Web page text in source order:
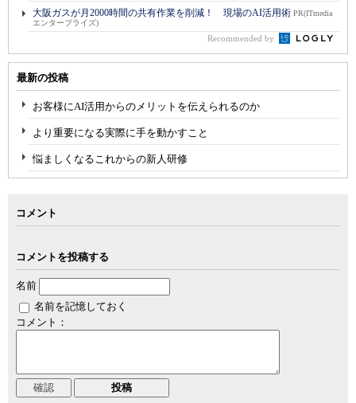
大阪ガスが月2000時間の共有作業を削減！ 現場のAI活用術 PR(ITmedia
エンタープライズ)
Recommended by
最新の投稿
お客様にAI活用からのメリットを伝えられるのか
より重要になる実際に手を動かすこと
悩ましくなるこれからの新人研修
コメント
コメントを投稿する
名前
名前を記憶しておく
コメント：